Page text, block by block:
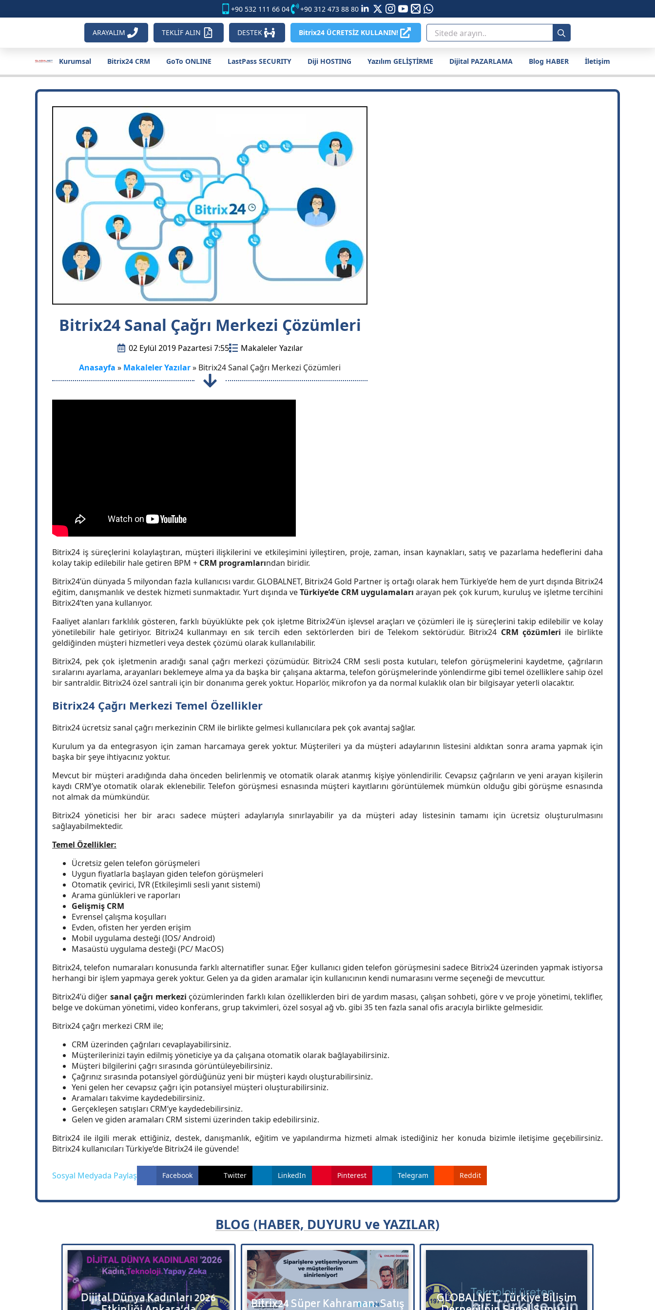
+90 532 111 66 04 +90 312 473 88 80
ARAYALIM TEKLİF ALIN DESTEK Bitrix24 ÜCRETSİZ KULLANIN!
Search
for:
Kurumsal Bitrix24 CRM GoTo ONLINE LastPass SECURITY Diji HOSTING Yazılım GELİŞTİRME Dijital PAZARLAMA Blog HABER İletişim
Bitrix24 Sanal Çağrı Merkezi Çözümleri
02 Eylül 2019 Pazartesi 7:55
Makaleler Yazılar
Anasayfa » Makaleler Yazılar» Bitrix24 Sanal Çağrı Merkezi Çözümleri
Bitrix24 iş süreçlerini kolaylaştıran, müşteri ilişkilerini ve etkileşimini iyileştiren, proje, zaman, insan kaynakları, satış ve pazarlama hedeflerini daha
kolay takip edilebilir hale getiren BPM + CRM programlarından biridir.
Bitrix24’ün dünyada 5 milyondan fazla kullanıcısı vardır. GLOBALNET, Bitrix24 Gold Partner iş ortağı olarak hem Türkiye’de hem de yurt dışında Bitrix24
eğitim, danışmanlık ve destek hizmeti sunmaktadır. Yurt dışında veTürkiye’de CRM uygulamaları arayan pek çok kurum, kuruluş ve işletme tercihini
Bitrix24’ten yana kullanıyor.
Faaliyet alanları farklılık gösteren, farklı büyüklükte pek çok işletme Bitrix24’ün işlevsel araçları ve çözümleri ile iş süreçlerini takip edilebilir ve kolay
yönetilebilir hale getiriyor. Bitrix24 kullanmayı en sık tercih eden sektörlerden biri de Telekom sektörüdür. Bitrix24 CRM çözümleri ile birlikte
geldiğinden müşteri hizmetleri veya destek çözümü olarak kullanılabilir.
Bitrix24, pek çok işletmenin aradığı sanal çağrı merkezi çözümüdür. Bitrix24 CRM sesli posta kutuları, telefon görüşmelerini kaydetme, çağrıların
sıralarını ayarlama, arayanları beklemeye alma ya da başka bir çalışana aktarma, telefon görüşmelerinde yönlendirme gibi temel özelliklere sahip özel
bir santraldir. Bitrix24 özel santrali için bir donanıma gerek yoktur. Hoparlör, mikrofon ya da normal kulaklık olan bir bilgisayar yeterli olacaktır.
Bitrix24 Çağrı Merkezi Temel Özellikler
Bitrix24 ücretsiz sanal çağrı merkezinin CRM ile birlikte gelmesi kullanıcılara pek çok avantaj sağlar.
Kurulum ya da entegrasyon için zaman harcamaya gerek yoktur. Müşterileri ya da müşteri adaylarının listesini aldıktan sonra arama yapmak için
başka bir şeye ihtiyacınız yoktur.
Mevcut bir müşteri aradığında daha önceden belirlenmiş ve otomatik olarak atanmış kişiye yönlendirilir. Cevapsız çağrıların ve yeni arayan kişilerin
kaydı CRM’ye otomatik olarak eklenebilir. Telefon görüşmesi esnasında müşteri kayıtlarını görüntülemek mümkün olduğu gibi görüşme esnasında
not almak da mümkündür.
Bitrix24 yöneticisi her bir aracı sadece müşteri adaylarıyla sınırlayabilir ya da müşteri aday listesinin tamamı için ücretsiz oluşturulmasını
sağlayabilmektedir.
Temel Özellikler:
Ücretsiz gelen telefon görüşmeleri
Uygun fiyatlarla başlayan giden telefon görüşmeleri
Otomatik çevirici, IVR (Etkileşimli sesli yanıt sistemi)
Arama günlükleri ve raporları
Gelişmiş CRM
Evrensel çalışma koşulları
Evden, ofisten her yerden erişim
Mobil uygulama desteği (IOS/ Android)
Masaüstü uygulama desteği (PC/ MacOS)
Bitrix24, telefon numaraları konusunda farklı alternatifler sunar. Eğer kullanıcı giden telefon görüşmesini sadece Bitrix24 üzerinden yapmak istiyorsa
herhangi bir işlem yapmaya gerek yoktur. Gelen ya da giden aramalar için kullanıcının kendi numarasını verme seçeneği de mevcuttur.
Bitrix24’ü diğer sanal çağrı merkezi çözümlerinden farklı kılan özelliklerden biri de yardım masası, çalışan sohbeti, göre v ve proje yönetimi, teklifler,
belge ve doküman yönetimi, video konferans, grup takvimleri, özel sosyal ağ vb. gibi 35 ten fazla sanal ofis aracıyla birlikte gelmesidir.
Bitrix24 çağrı merkezi CRM ile;
CRM üzerinden çağrıları cevaplayabilirsiniz.
Müşterilerinizi tayin edilmiş yöneticiye ya da çalışana otomatik olarak bağlayabilirsiniz.
Müşteri bilgilerini çağrı sırasında görüntüleyebilirsiniz.
Çağrınız sırasında potansiyel gördüğünüz yeni bir müşteri kaydı oluşturabilirsiniz.
Yeni gelen her cevapsız çağrı için potansiyel müşteri oluşturabilirsiniz.
Aramaları takvime kaydedebilirsiniz.
Gerçekleşen satışları CRM’ye kaydedebilirsiniz.
Gelen ve giden aramaları CRM sistemi üzerinden takip edebilirsiniz.
Bitrix24 ile ilgili merak ettiğiniz, destek, danışmanlık, eğitim ve yapılandırma hizmeti almak istediğiniz her konuda bizimle iletişime geçebilirsiniz.
Bitrix24 kullanıcıları Türkiye’de Bitrix24 ile güvende!
Sosyal Medyada Paylaş Facebook Twitter LinkedIn Pinterest Telegram Reddit
BLOG (HABER, DUYURU ve YAZILAR)
Bitrix24 Süper Kahraman: Satış GLOBALNET, Türkiye Bilişim GLOBALNET, 42. Ulusal Bilişim
Kurultayı – BİLİŞİM 2026’ya